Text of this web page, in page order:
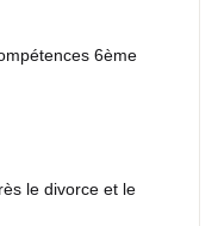
6ème
le divorce et le